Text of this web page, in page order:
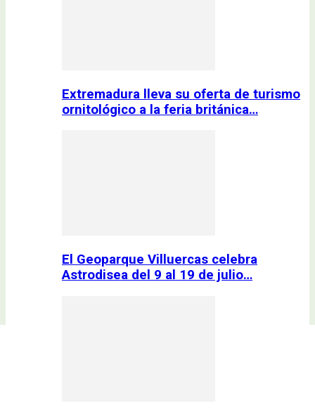
Extremadura lleva su oferta de turismo
ornitológico a la feria británica…
El Geoparque Villuercas celebra
Astrodisea del 9 al 19 de julio…